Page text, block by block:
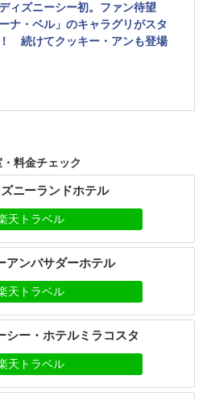
ィズニーシー初。ファン待望
ーナ・ベル」のキャラグリがスタ
続けてクッキー・アンも登場
・料金チェック
ニーランドホテル
天トラベル
アンバサダーホテル
天トラベル
シー・ホテルミラコスタ
天トラベル